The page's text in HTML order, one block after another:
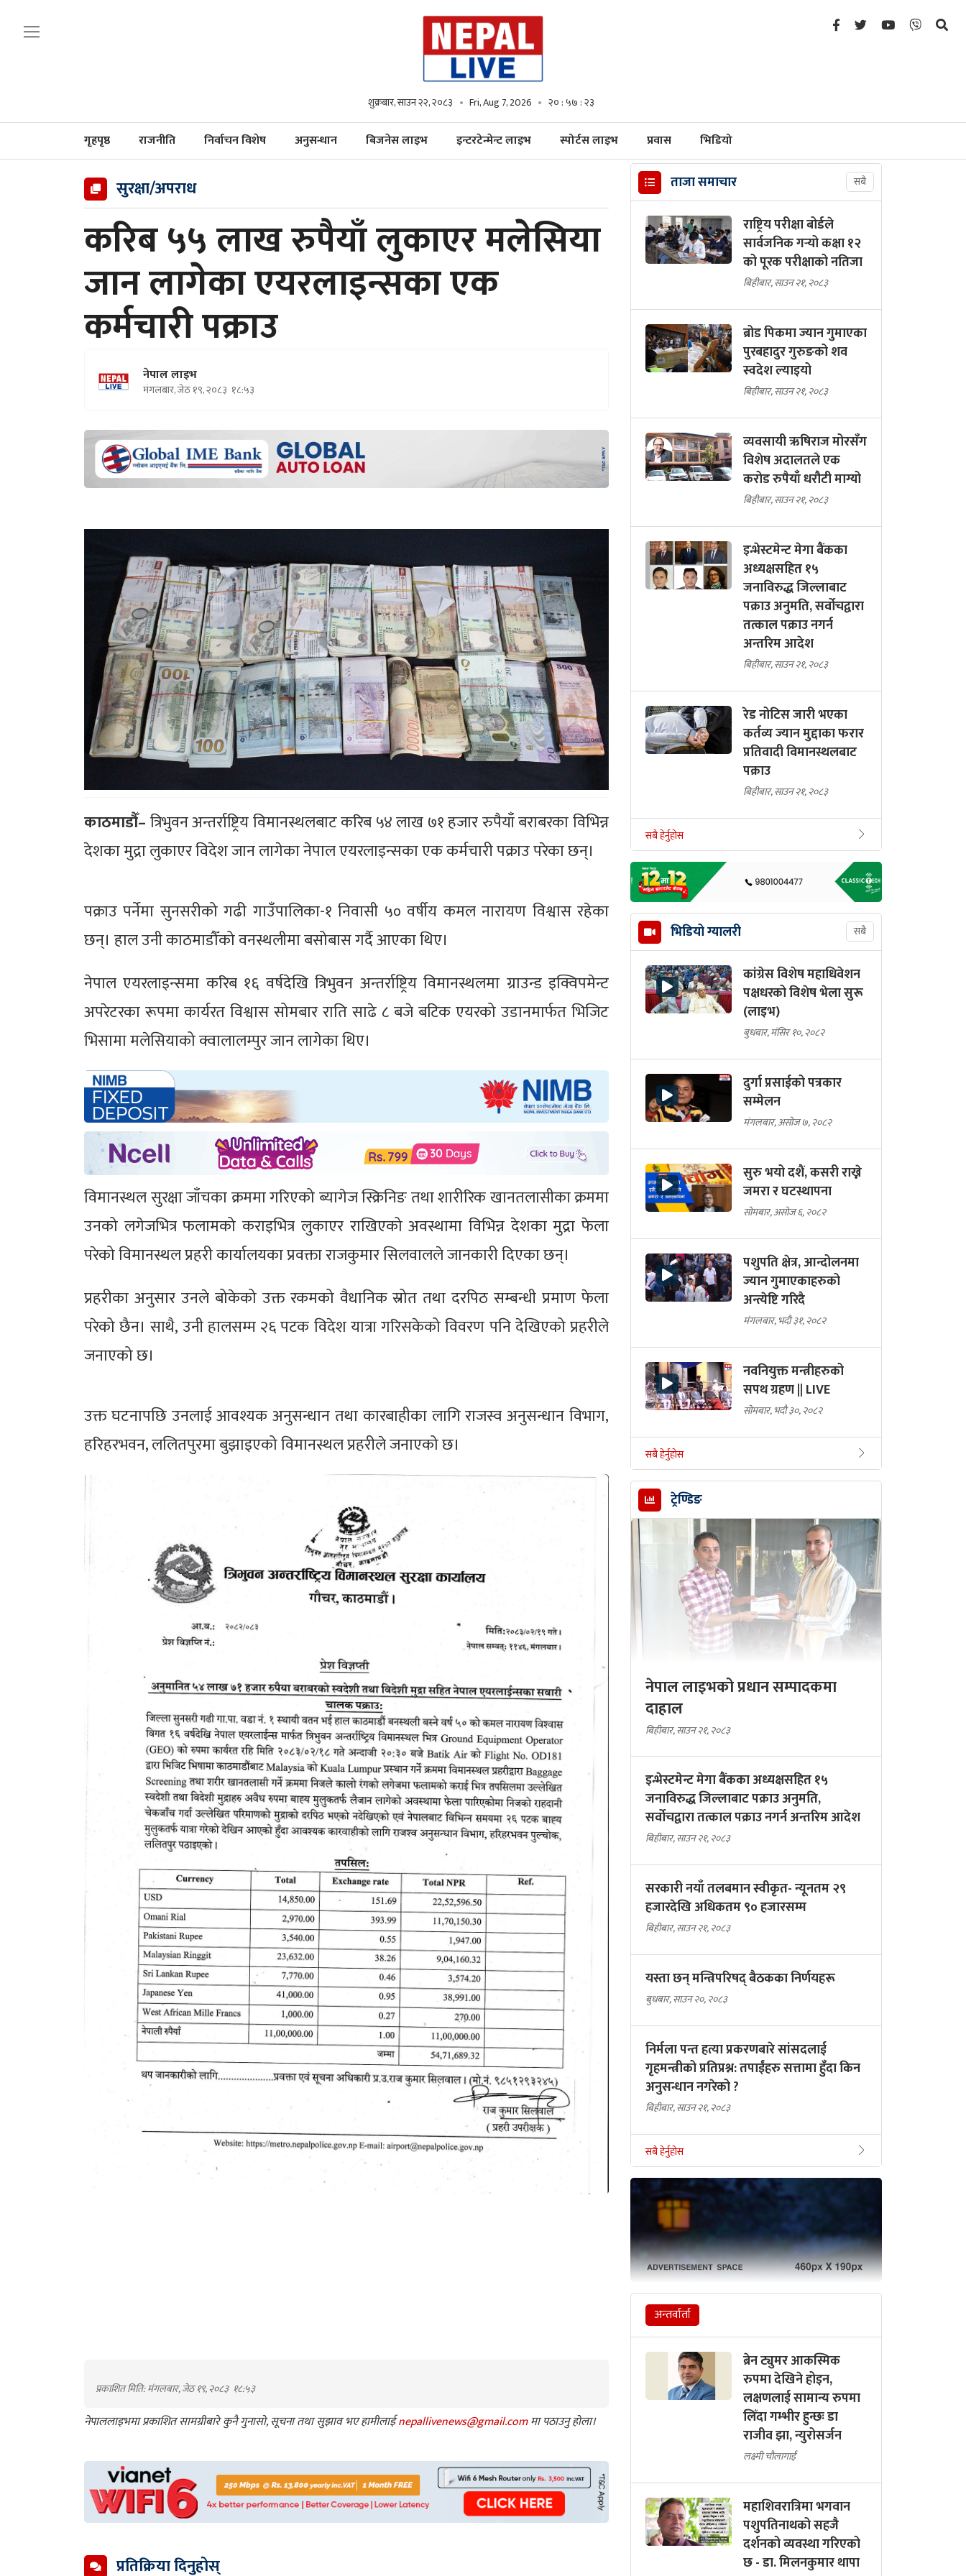
शुक्रबार, साउन २२, २०८३ Fri, Aug 7, 2026 २० : ५७ : २४
गृहपृष्ठ राजनीति निर्वाचन विशेष अनुसन्धान बिजनेस लाइभ इन्टरटेन्मेन्ट लाइभ स्पोर्टस लाइभ प्रवास भिडियो
सुरक्षा/अपराध
करिब ५५ लाख रुपैयाँ लुकाएर मलेसिया
जान लागेका एयरलाइन्सका एक
कर्मचारी पक्राउ
नेपाल लाइभ
मंगलबार, जेठ १९, २०८३ १८:५३
काठमाडौँ–त्रिभुवन अन्तर्राष्ट्रिय विमानस्थलबाट करिब ५४ लाख ७१ हजार रुपैयाँ बराबरका विभिन्न
देशका मुद्रा लुकाएर विदेश जान लागेका नेपाल एयरलाइन्सका एक कर्मचारी पक्राउ परेका छन्।
पक्राउ पर्नेमा सुनसरीको गढी गाउँपालिका-१ निवासी ५० वर्षीय कमल नारायण विश्वास रहेका
छन्। हाल उनी काठमाडौँको वनस्थलीमा बसोबास गर्दै आएका थिए।
नेपाल एयरलाइन्समा करिब १६ वर्षदेखि त्रिभुवन अन्तर्राष्ट्रिय विमानस्थलमा ग्राउन्ड इक्विपमेन्ट
अपरेटरका रूपमा कार्यरत विश्वास सोमबार राति साढे ८ बजे बटिक एयरको उडानमार्फत भिजिट
भिसामा मलेसियाको क्वालालम्पुर जान लागेका थिए।
विमानस्थल सुरक्षा जाँचका क्रममा गरिएको ब्यागेज स्क्रिनिङ तथा शारीरिक खानतलासीका क्रममा
उनको लगेजभित्र फलामको कराइभित्र लुकाएर राखिएको अवस्थामा विभिन्न देशका मुद्रा फेला
परेको विमानस्थल प्रहरी कार्यालयका प्रवक्ता राजकुमार सिलवालले जानकारी दिएका छन्।
प्रहरीका अनुसार उनले बोकेको उक्त रकमको वैधानिक स्रोत तथा दरपिठ सम्बन्धी प्रमाण फेला
परेको छैन। साथै, उनी हालसम्म २६ पटक विदेश यात्रा गरिसकेको विवरण पनि देखिएको प्रहरीले
जनाएको छ।
उक्त घटनापछि उनलाई आवश्यक अनुसन्धान तथा कारबाहीका लागि राजस्व अनुसन्धान विभाग,
हरिहरभवन, ललितपुरमा बुझाइएको विमानस्थल प्रहरीले जनाएको छ।
प्रकाशित मिति: मंगलबार, जेठ १९, २०८३ १८:५३
नेपाललाइभमा प्रकाशित सामग्रीबारे कुनै गुनासो, सूचना तथा सुझाव भए हामीलाईnepallivenews@gmail.comमा पठाउनु होला।
प्रतिक्रिया दिनुहोस्
ताजा समाचार सबै
राष्ट्रिय परीक्षा बोर्डले
सार्वजनिक गर्‍यो कक्षा १२
को पूरक परीक्षाको नतिजा
बिहीबार, साउन २१, २०८३
ब्रोड पिकमा ज्यान गुमाएका
पुरबहादुर गुरुङको शव
स्वदेश ल्याइयो
बिहीबार, साउन २१, २०८३
व्यवसायी ऋषिराज मोरसँग
विशेष अदालतले एक
करोड रुपैयाँ धरौटी माग्यो
बिहीबार, साउन २१, २०८३
इन्भेस्टमेन्ट मेगा बैंकका
अध्यक्षसहित १५
जनाविरुद्ध जिल्लाबाट
पक्राउ अनुमति, सर्वोचद्वारा
तत्काल पक्राउ नगर्न
अन्तरिम आदेश
बिहीबार, साउन २१, २०८३
रेड नोटिस जारी भएका
कर्तव्य ज्यान मुद्दाका फरार
प्रतिवादी विमानस्थलबाट
पक्राउ
बिहीबार, साउन २१, २०८३
सबै हेर्नुहोस
भिडियो ग्यालरी सबै
कांग्रेस विशेष महाधिवेशन
पक्षधरको विशेष भेला सुरू
(लाइभ)
बुधबार, मंसिर १०, २०८२
दुर्गा प्रसाईको पत्रकार
सम्मेलन
मंगलबार, असोज ७, २०८२
सुरु भयो दशैं, कसरी राख्ने
जमरा र घटस्थापना
सोमबार, असोज ६, २०८२
पशुपति क्षेत्र, आन्दोलनमा
ज्यान गुमाएकाहरुको
अन्त्येष्टि गरिदै
मंगलबार, भदौ ३१, २०८२
नवनियुक्त मन्त्रीहरुको
सपथ ग्रहण || LIVE
सोमबार, भदौ ३०, २०८२
सबै हेर्नुहोस
ट्रेण्डिङ
नेपाल लाइभको प्रधान सम्पादकमा
दाहाल
बिहीबार, साउन २१, २०८३
इन्भेस्टमेन्ट मेगा बैंकका अध्यक्षसहित १५
जनाविरुद्ध जिल्लाबाट पक्राउ अनुमति,
सर्वोचद्वारा तत्काल पक्राउ नगर्न अन्तरिम आदेश
बिहीबार, साउन २१, २०८३
सरकारी नयाँ तलबमान स्वीकृत- न्यूनतम २९
हजारदेखि अधिकतम ९० हजारसम्म
बिहीबार, साउन २१, २०८३
यस्ता छन् मन्त्रिपरिषद् बैठकका निर्णयहरू
बुधबार, साउन २०, २०८३
निर्मला पन्त हत्या प्रकरणबारे सांसदलाई
गृहमन्त्रीको प्रतिप्रश्न: तपाईंहरु सत्तामा हुँदा किन
अनुसन्धान नगरेको ?
बिहीबार, साउन २१, २०८३
सबै हेर्नुहोस
अन्तर्वार्ता
ब्रेन ट्युमर आकस्मिक
रुपमा देखिने होइन,
लक्षणलाई सामान्य रुपमा
लिँदा गम्भीर हुन्छः डा
राजीव झा, न्युरोसर्जन
लक्ष्मी चौलागाईं
महाशिवरात्रिमा भगवान
पशुपतिनाथको सहजै
दर्शनको व्यवस्था गरिएको
छ - डा. मिलनकुमार थापा